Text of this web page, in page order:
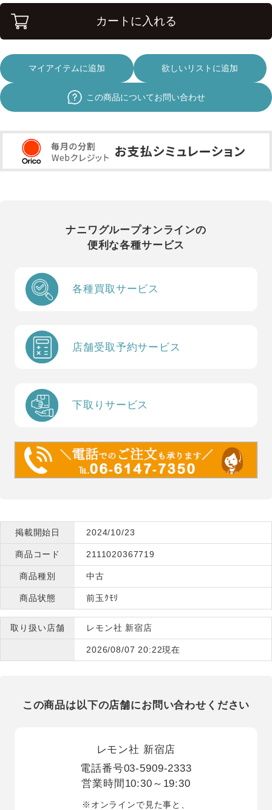
カートに入れる
マイアイテムに追加 欲しいリストに追加
この商品についてお問い合わせ
ナニワグループオンラインの
便利な各種サービス
各種買取サービス
店舗受取予約サービス
下取りサービス
掲載開始日 2024/10/23
商品コード 2111020367719
商品種別 中古
商品状態 前玉ｸﾓﾘ
取り扱い店舗 レモン社 新宿店
2026/08/07 20:22現在
この商品は以下の店舗にお問い合わせください
レモン社 新宿店
電話番号03-5909-2333
営業時間 10:30～19:30
※オンラインで見た事と、